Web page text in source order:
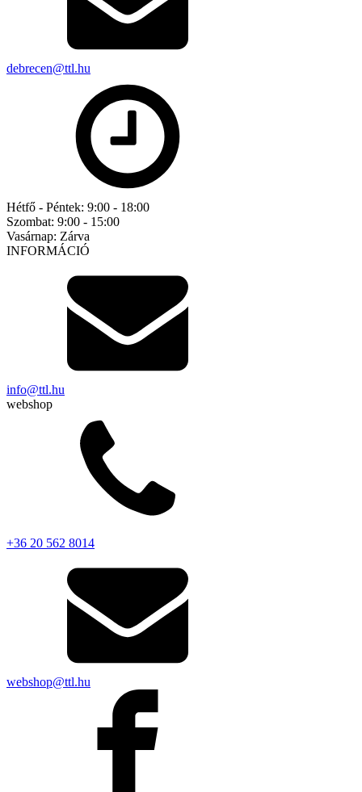
debrecen@ttl.hu
Hétfő - Péntek: 9:00 - 18:00
Szombat: 9:00 - 15:00
Vasárnap: Zárva
INFORMÁCIÓ
info@ttl.hu
webshop
+36 20 562 8014
webshop@ttl.hu